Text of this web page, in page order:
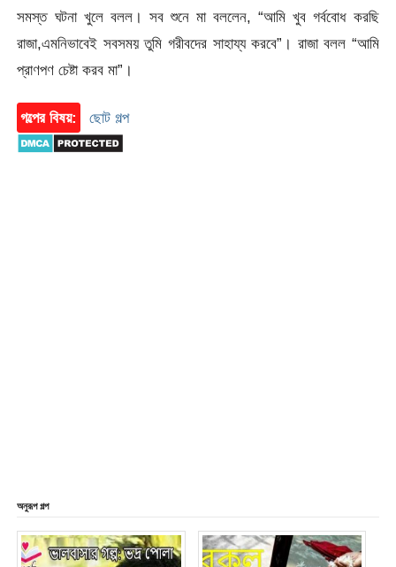
সমস্ত ঘটনা খুলে বলল। সব শুনে মা বললেন, “আমি খুব গর্ববোধ করছি
রাজা,এমনিভাবেই সবসময় তুমি গরীবদের সাহায্য করবে”। রাজা বলল “আমি
প্রাণপণ চেষ্টা করব মা”।
গল্পের বিষয়: ছোট গল্প
অনুরূপ গল্প